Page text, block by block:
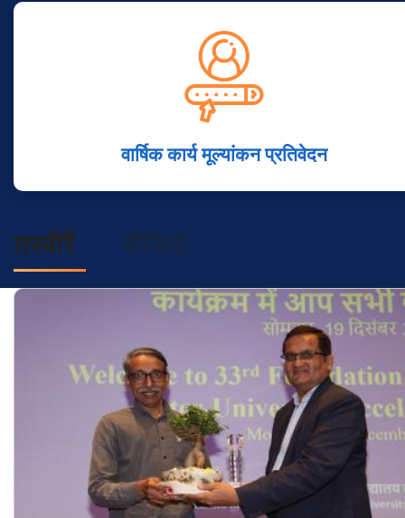
वार्षिक कार्य मूल्यांकन प्रतिवेदन
तस्वीरें